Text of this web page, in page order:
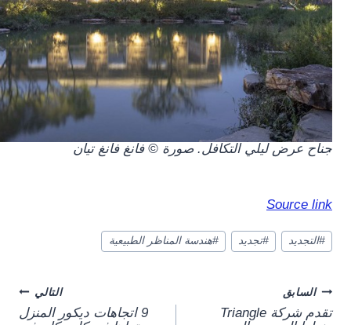
جناح عرض ليلي التكافل. صورة © فانغ فانغ تيان
.
Source link
وسوم
المقال:
#التجديد #تجديد #هندسة المناظر الطبيعية
Post
السابق
تقدم شركة Triangle
التالي
9 اتجاهات ديكور المنزل